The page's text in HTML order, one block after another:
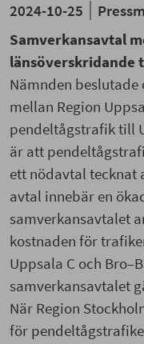
2024-10-25
Samverkansavtal
länsöverskridande
Nämnden
mellan Region
pendeltågstrafik till
är att
ett nödavtal tecknat
avtal innebär en
samverkansavtalet
kostnaden för
Uppsala C och
samverkansavtalet
När Region
för